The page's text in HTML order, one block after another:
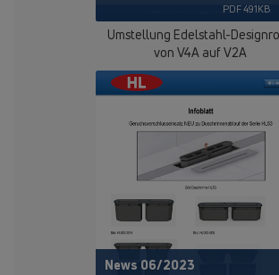
PDF 491KB
Umstellung Edelstahl-
von V4A auf V2A
News 06/2023